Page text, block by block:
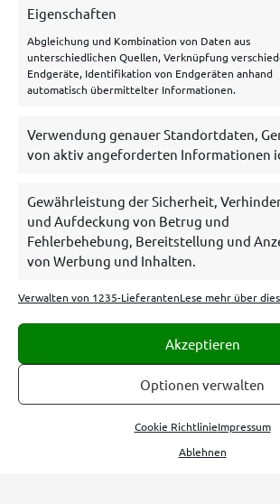
Eigenschaften
Abgleichung und Kombination von Daten aus
unterschiedlichen Quellen, Verknüpfung
Endgeräte, Identifikation von Endgeräten anhand
automatisch übermittelter Informationen.
Verwendung genauer Standortdaten,
von aktiv angeforderten Informationen
Gewährleistung der Sicherheit,
und Aufdeckung von Betrug und
Fehlerbehebung, Bereitstellung und
von Werbung und Inhalten.
Verwalten von 1235-LieferantenLese mehr über
Akzeptieren
Ablehnen
Optionen verwalten
Cookie RichtlinieImpressum
TIPPS
Sportwetten ABC
KI-Prognosen
Sportwetten News
Meist genutzte Boni
Tipico Bonus
Betano Bonus